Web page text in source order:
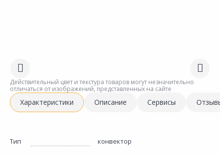
Действительный цвет и текстура товаров могут незначительно
отличаться от изображений, представленных на сайте
Характеристики Описание Сервисы
Тип конвектор